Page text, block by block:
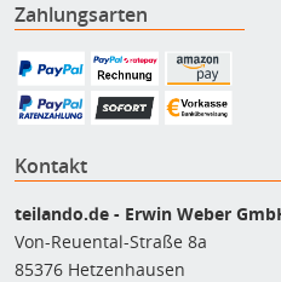
Zahlungsarten
Kontakt
teilando.de - Erwin Weber
Von-Reuental-Straße 8a
85376 Hetzenhausen